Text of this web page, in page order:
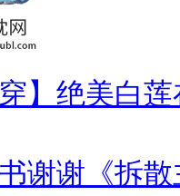
穿】绝美白
书谢谢《拆